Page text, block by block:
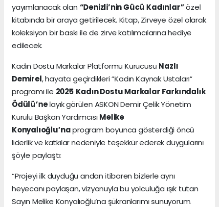
yayımlanacak olan “Denizli’nin Gücü Kadınlar”özel
kitabında bir araya getirilecek. Kitap, Zirveye özel olarak
koleksiyon bir baskı ile de zirve katılımcılarına hediye
edilecek.
Kadın Dostu Markalar Platformu Kurucusu Nazlı
Demirel, hayata geçirdikleri “Kadın Kaynak Ustaları”
programı ile 2025 Kadın Dostu Markalar Farkındalık
Ödülü’nelayık görülen ASKON Demir Çelik Yönetim
Kurulu Başkan YardımcısıMelike
Konyalıoğlu’naprogram boyunca gösterdiği öncü
liderlik ve katkılar nedeniyle teşekkür ederek duygularını
şöyle paylaştı:
“Projeyi ilk duyduğu andan itibaren bizlerle aynı
heyecanı paylaşan, vizyonuyla bu yolculuğa ışık tutan
Sayın Melike Konyalıoğlu’na şükranlarımı sunuyorum.